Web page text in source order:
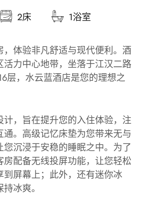
2床 1浴室
，体验非凡舒适与现代便利。酒
力中心地带，坐落于江汉二路
层，水云蓝酒店是您的理想之
，旨在提升您的入住体验，注
。高级记忆床垫为您带来无与
沉浸于安稳的睡眠之中。为了
配备无线投屏功能，让您轻松
到屏幕上；此外，还有迷你冰
冰爽。